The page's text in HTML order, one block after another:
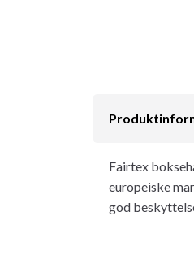
Fairtex
europeiske
god